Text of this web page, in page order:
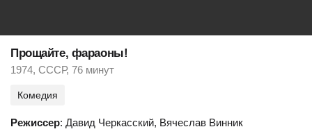
Прощайте, фараоны!
1974, СССР, 76 минут
Комедия
Режиссер: Давид Черкасский, Вячеслав Винник